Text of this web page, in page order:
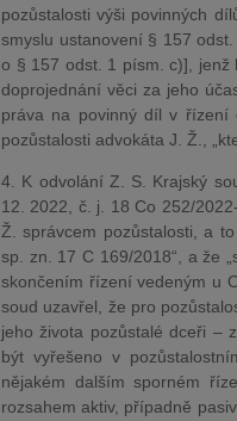
pozůstalosti výši povinných
smyslu ustanovení § 157
o § 157 odst. 1 písm. c)], jenž
doprojednání věci za jeho
práva na povinný díl v řízení
pozůstalosti advokáta J. Ž.,
4. K odvolání Z. S. Krajský
12. 2022, č. j. 18 Co 252/
Ž. správcem pozůstalosti, a
sp. zn. 17 C 169/2018“, a že
skončením řízení vedeným u
soud uzavřel, že pro
jeho života pozůstalé dceři –
být vyřešeno v
nějakém dalším sporném
rozsahem aktiv, případně